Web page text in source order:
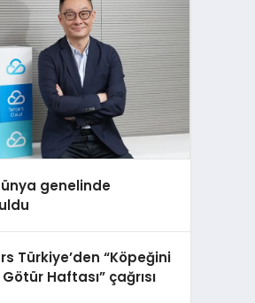
genelinde
Türkiye’den “Köpeğini
Götür Haftası” çağrısı